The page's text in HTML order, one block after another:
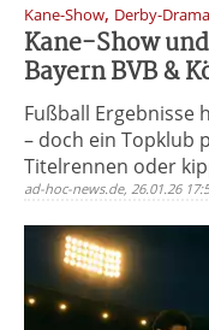
Kane-Show, Derby-Drama
Kane-Show
Bayern BVB &
Fußball Ergebnisse
– doch ein Topklub
Titelrennen oder
ad-hoc-news.de, 26.01.26